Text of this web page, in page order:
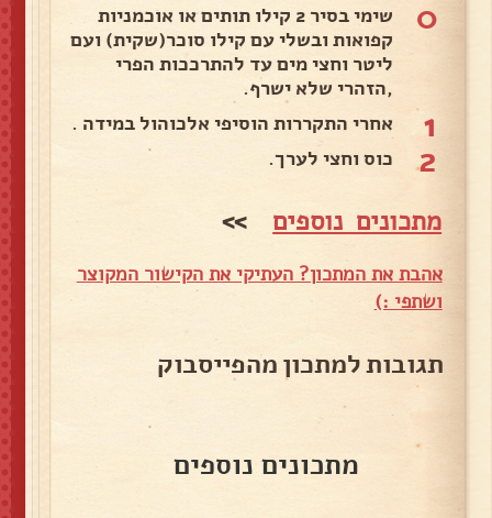
0
שימי בסיר 2 קילו תותים או אוכמניות
קפואות ובשלי עם קילו סוכר(שקית) ועם
ליטר וחצי מים עד להתרככות הפרי
,הזהרי שלא ישרף.
1 אחרי התקררות הוסיפי אלכוהול במידה .
2 כוס וחצי לערך.
מתכונים נוספים >>
אהבת את המתכון? העתיקי את הקישור המקוצר
ושתפי :)
תגובות למתכון מהפייסבוק
מתכונים נוספים